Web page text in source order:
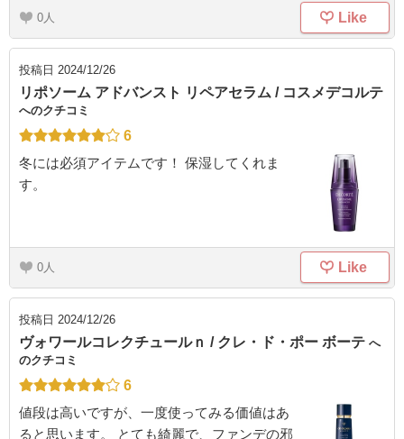
0 Like
投稿日 2024/12/26
リポソーム アドバンスト リペアセラム / コスメデコルテ
へのクチコミ
6
冬には必須アイテムです！ 保湿してくれま
す。
0 Like
投稿日 2024/12/26
ヴォワールコレクチュールｎ / クレ・ド・ポー ボーテ へ
のクチコミ
6
値段は高いですが、一度使ってみる価値はあ
ると思います。 とても綺麗で、ファンデの邪